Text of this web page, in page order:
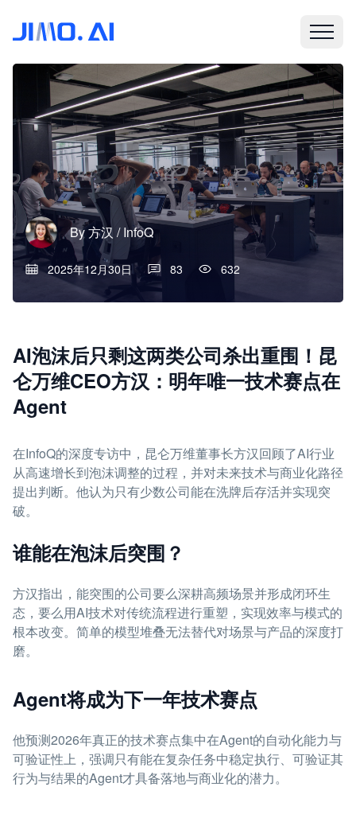
By方汉 / InfoQ
2025年12月30日 83 632
AI泡沫后只剩这两类公司杀出重围！昆
仑万维CEO方汉：明年唯一技术赛点在
Agent
在InfoQ的深度专访中，昆仑万维董事长方汉回顾了AI行业
从高速增长到泡沫调整的过程，并对未来技术与商业化路径
提出判断。他认为只有少数公司能在洗牌后存活并实现突
破。
谁能在泡沫后突围？
方汉指出，能突围的公司要么深耕高频场景并形成闭环生
态，要么用AI技术对传统流程进行重塑，实现效率与模式的
根本改变。简单的模型堆叠无法替代对场景与产品的深度打
磨。
Agent将成为下一年技术赛点
他预测2026年真正的技术赛点集中在Agent的自动化能力与
可验证性上，强调只有能在复杂任务中稳定执行、可验证其
行为与结果的Agent才具备落地与商业化的潜力。